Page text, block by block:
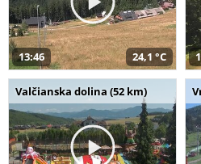
13:46 24,1 °C
Valčianska dolina (52 km)